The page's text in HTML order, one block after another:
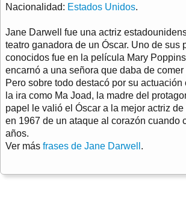
Nacionalidad: Estados Unidos.
Jane Darwell fue una actriz
teatro ganadora de un Óscar. Uno de sus
conocidos fue en la película Mary
encarnó a una señora que daba de
Pero sobre todo destacó por su actuación
la ira como Ma Joad, la madre del
papel le valió el Óscar a la mejor actriz de
en 1967 de un ataque al corazón cuando
años.
Ver más frases de Jane Darwell .